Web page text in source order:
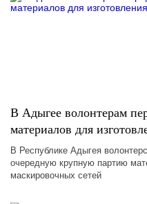
В Адыгее волонтерам
материалов для
В Республике Адыгея
очередную крупную партию
маскировочных сетей